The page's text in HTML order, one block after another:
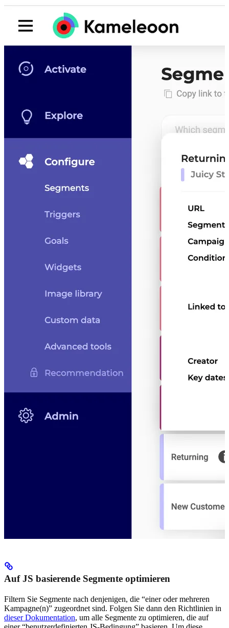
Auf JS basierende Segmente optimieren
Filtern Sie Segmente nach denjenigen, die “einer oder mehreren
Kampagne(n)” zugeordnet sind. Folgen Sie dann den Richtlinien in
dieser Dokumentation, um alle Segmente zu optimieren, die auf